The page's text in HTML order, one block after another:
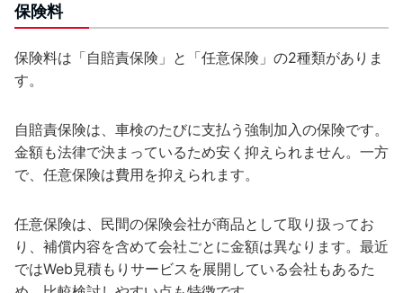
保険料
保険料は「自賠責保険」と「任意保険」の2種類がありま
す。
自賠責保険は、車検のたびに支払う強制加入の保険です。
金額も法律で決まっているため安く抑えられません。一方
で、任意保険は費用を抑えられます。
任意保険は、民間の保険会社が商品として取り扱ってお
り、補償内容を含めて会社ごとに金額は異なります。最近
ではWeb見積もりサービスを展開している会社もあるた